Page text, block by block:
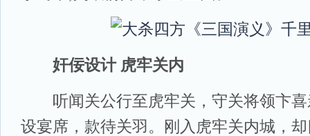
奸佞设计 虎牢关内
听闻关公行至虎牢关，守关将领卞喜
设宴席，款待关羽。刚入虎牢关内城，